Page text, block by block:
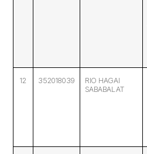
12 352018039
RIO HAGAI
SABABALAT